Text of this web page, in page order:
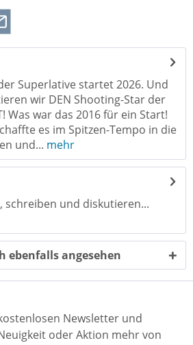
Superlative startet 2026. Und
wir DEN Shooting-Star der
Was war das 2016 für ein Start!
es im Spitzen-Tempo in die
und... mehr
schreiben und diskutieren...
ebenfalls angesehen
Newsletter und
oder Aktion mehr von